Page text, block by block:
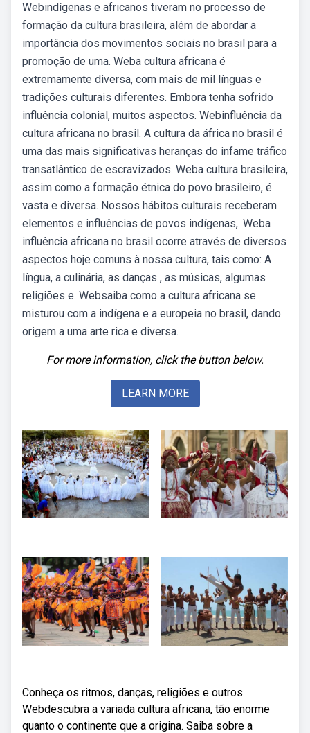
Webindígenas e africanos tiveram no processo de
formação da cultura brasileira, além de abordar a
importância dos movimentos sociais no brasil para a
promoção de uma. Weba cultura africana é
extremamente diversa, com mais de mil línguas e
tradições culturais diferentes. Embora tenha sofrido
influência colonial, muitos aspectos. Webinfluência da
cultura africana no brasil. A cultura da áfrica no brasil é
uma das mais significativas heranças do infame tráfico
transatlântico de escravizados. Weba cultura brasileira,
assim como a formação étnica do povo brasileiro, é
vasta e diversa. Nossos hábitos culturais receberam
elementos e influências de povos indígenas,. Weba
influência africana no brasil ocorre através de diversos
aspectos hoje comuns à nossa cultura, tais como: A
língua, a culinária, as danças , as músicas, algumas
religiões e. Websaiba como a cultura africana se
misturou com a indígena e a europeia no brasil, dando
origem a uma arte rica e diversa.
For more information, click the button below.
LEARN MORE
Conheça os ritmos, danças, religiões e outros.
Webdescubra a variada cultura africana, tão enorme
quanto o continente que a origina. Saiba sobre a